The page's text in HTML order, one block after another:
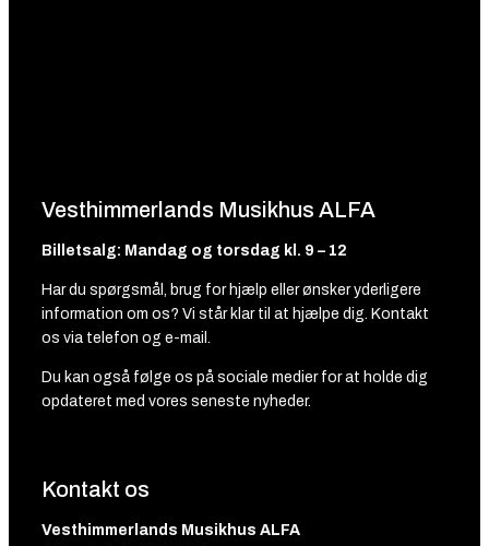
Vesthimmerlands Musikhus ALFA
Billetsalg: Mandag og torsdag kl. 9 – 12
Har du spørgsmål, brug for hjælp eller ønsker yderligere
information om os? Vi står klar til at hjælpe dig. Kontakt
os via telefon og e-mail.
Du kan også følge os på sociale medier for at holde dig
opdateret med vores seneste nyheder.
Kontakt os
Vesthimmerlands Musikhus ALFA